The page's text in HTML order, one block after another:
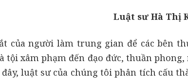
Luật sư Hà Thị
của người làm trung gian để các bên
xâm phạm đến đạo đức, thuần phong,
luật sư của chúng tôi phân tích cấu